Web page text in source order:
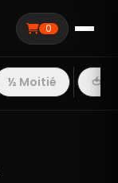
0
½ Moitié 🍅